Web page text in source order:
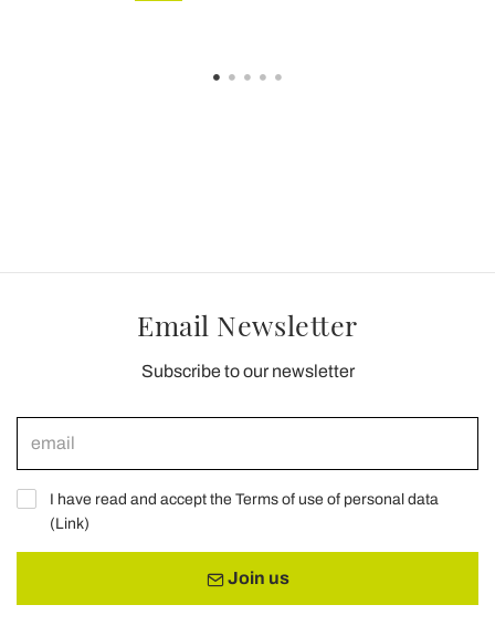
Email Newsletter
Subscribe to our newsletter
I have read and accept the Terms of use of personal data
(Link)
Join us